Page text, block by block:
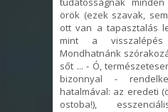
örök (ezek szavak,
ott van a tapasztalás
mint a
Mondhatnánk
sőt ... - Ó,
bizonnyal -
hatalmával: az eredeti
ostoba!),